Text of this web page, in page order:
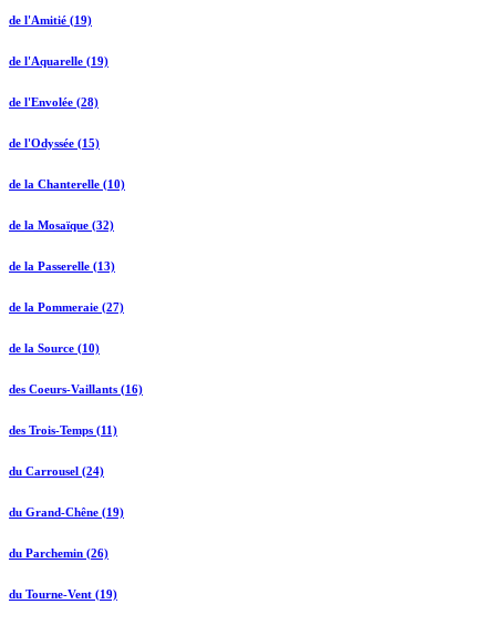
de l'Amitié (19)
de l'Aquarelle (19)
de l'Envolée (28)
de l'Odyssée (15)
de la Chanterelle (10)
de la Mosaïque (32)
de la Passerelle (13)
de la Pommeraie (27)
de la Source (10)
des Coeurs-Vaillants (16)
des Trois-Temps (11)
du Carrousel (24)
du Grand-Chêne (19)
du Parchemin (26)
du Tourne-Vent (19)